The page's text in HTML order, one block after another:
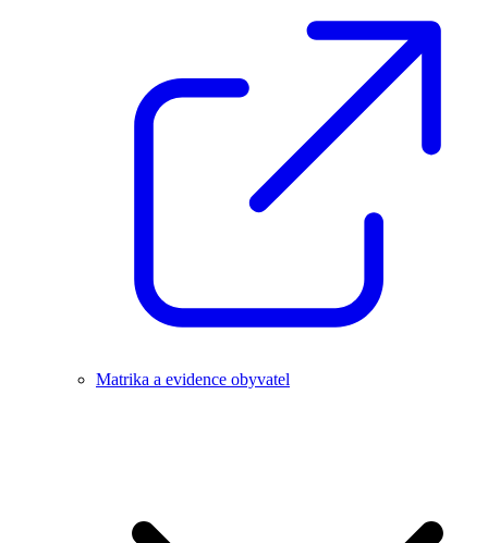
Matrika a evidence obyvatel